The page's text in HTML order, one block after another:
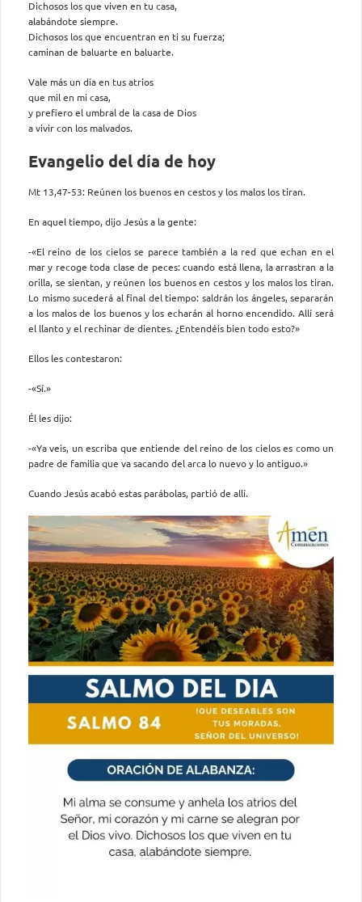
Dichosos los que viven en tu casa,
alabándote siempre.
Dichosos los que encuentran en ti su fuerza;
caminan de baluarte en baluarte.
Vale más un día en tus atrios
que mil en mi casa,
y prefiero el umbral de la casa de Dios
a vivir con los malvados.
Evangelio del día de hoy
Mt 13,47-53: Reúnen los buenos en cestos y los malos los tiran.
En aquel tiempo, dijo Jesús a la gente:
-«El reino de los cielos se parece también a la red que echan en el
mar y recoge toda clase de peces: cuando está llena, la arrastran a la
orilla, se sientan, y reúnen los buenos en cestos y los malos los tiran.
Lo mismo sucederá al final del tiempo: saldrán los ángeles, separarán
a los malos de los buenos y los echarán al horno encendido. Allí será
el llanto y el rechinar de dientes. ¿Entendéis bien todo esto?»
Ellos les contestaron:
-«Sí.»
Él les dijo:
-«Ya veis, un escriba que entiende del reino de los cielos es como un
padre de familia que va sacando del arca lo nuevo y lo antiguo.»
Cuando Jesús acabó estas parábolas, partió de allí.